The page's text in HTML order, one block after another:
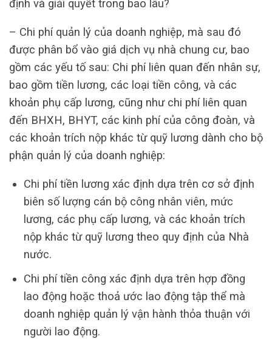
định và giải quyết trong bao lâu?
– Chi phí quản lý của doanh nghiệp, mà sau đó
được phân bổ vào giá dịch vụ nhà chung cư, bao
gồm các yếu tố sau: Chi phí liên quan đến nhân sự,
bao gồm tiền lương, các loại tiền công, và các
khoản phụ cấp lương, cũng như chi phí liên quan
đến BHXH, BHYT, các kinh phí của công đoàn, và
các khoản trích nộp khác từ quỹ lương dành cho bộ
phận quản lý của doanh nghiệp:
Chi phí tiền lương xác định dựa trên cơ sở định
biên số lượng cán bộ công nhân viên, mức
lương, các phụ cấp lương, và các khoản trích
nộp khác từ quỹ lương theo quy định của Nhà
nước.
Chi phí tiền công xác định dựa trên hợp đồng
lao động hoặc thoả ước lao động tập thể mà
doanh nghiệp quản lý vận hành thỏa thuận với
người lao động.